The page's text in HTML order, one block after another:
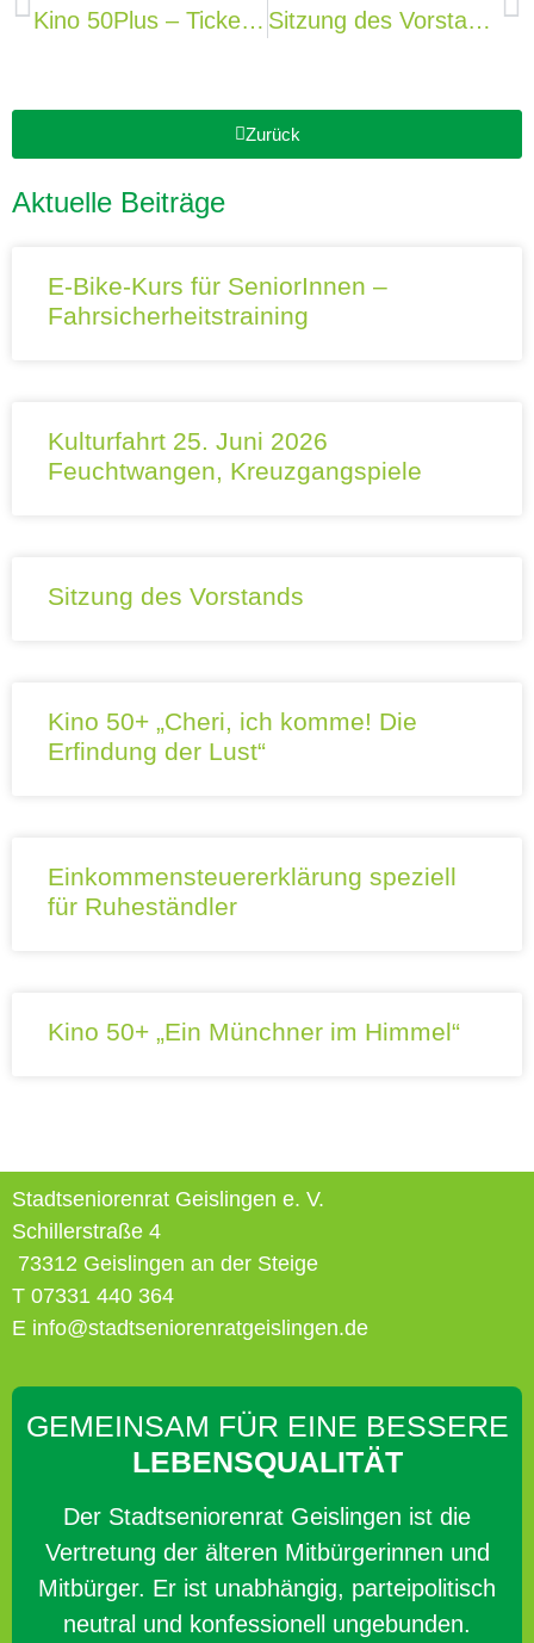
Kino 50Plus – Ticket ins Paradies Sitzung des Vorstands
Zurück
Aktuelle Beiträge
E-Bike-Kurs für SeniorInnen –
Fahrsicherheitstraining
Kulturfahrt 25. Juni 2026
Feuchtwangen, Kreuzgangspiele
Sitzung des Vorstands
Kino 50+ „Cheri, ich komme! Die
Erfindung der Lust“
Einkommensteuererklärung speziell
für Ruheständler
Kino 50+ „Ein Münchner im Himmel“
Stadtseniorenrat Geislingen e. V.
Schillerstraße 4
73312 Geislingen an der Steige
T 07331 440 364
E info@stadtseniorenratgeislingen.de
GEMEINSAM FÜR EINE BESSERE
LEBENSQUALITÄT
Der Stadtseniorenrat Geislingen ist die
Vertretung der älteren Mitbürgerinnen und
Mitbürger. Er ist unabhängig, parteipolitisch
neutral und konfessionell ungebunden.